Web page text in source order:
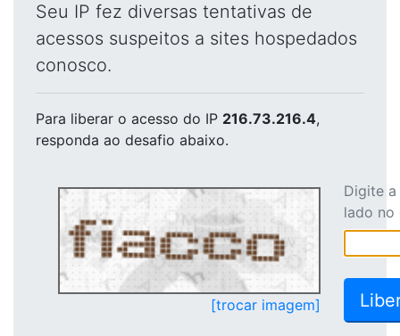
Seu IP fez diversas tentativas de
acessos suspeitos a sites hospedados
conosco.
Para liberar o acesso do IP 216.73.216.4,
responda ao desafio abaixo.
[trocar imagem]
Digite
lado no